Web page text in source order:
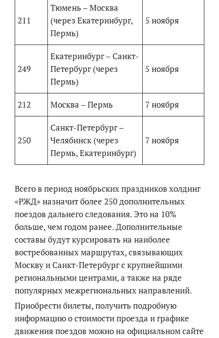
211
Тюмень – Москва
(через Екатеринбург,
Пермь)
5 ноября
249
Екатеринбург – Санкт-
Петербург (через
Пермь)
5 ноября
212 Москва – Пермь 7 ноября
250
Санкт-Петербург –
Челябинск (через
Пермь, Екатеринбург)
7 ноября
Всего в период ноябрьских праздников холдинг
«РЖД» назначит более 250 дополнительных
поездов дальнего следования. Это на 10%
больше, чем годом ранее. Дополнительные
составы будут курсировать на наиболее
востребованных маршрутах, связывающих
Москву и Санкт-Петербург с крупнейшими
региональными центрами, а также на ряде
популярных межрегиональных направлений.
Приобрести билеты, получить подробную
информацию о стоимости проезда и графике
движения поездов можно на официальном сайте